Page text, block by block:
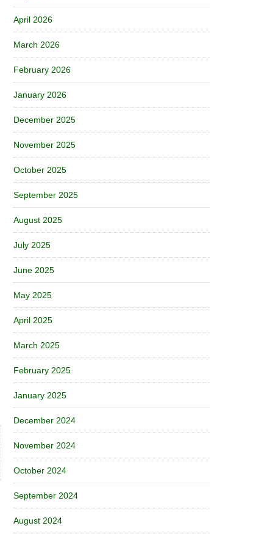
April 2026
March 2026
February 2026
January 2026
December 2025
November 2025
October 2025
September 2025
August 2025
July 2025
June 2025
May 2025
April 2025
March 2025
February 2025
January 2025
December 2024
November 2024
October 2024
September 2024
August 2024